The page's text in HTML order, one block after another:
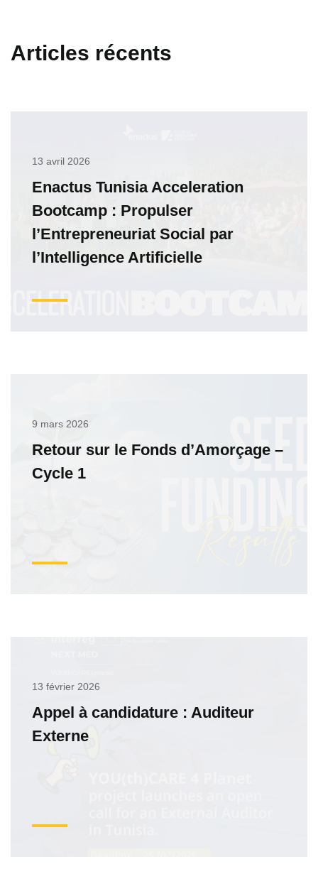
Articles récents
13 avril 2026
Enactus Tunisia Acceleration
Bootcamp : Propulser
l’Entrepreneuriat Social par
l’Intelligence Artificielle
9 mars 2026
Retour sur le Fonds d’Amorçage –
Cycle 1
13 février 2026
Appel à candidature : Auditeur
Externe